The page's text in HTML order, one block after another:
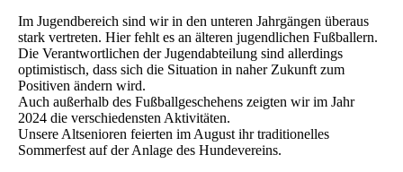
Im Jugendbereich sind wir in den unteren Jahrgängen überaus
stark vertreten. Hier fehlt es an älteren jugendlichen Fußballern.
Die Verantwortlichen der Jugendabteilung sind allerdings
optimistisch, dass sich die Situation in naher Zukunft zum
Positiven ändern wird.
Auch außerhalb des Fußballgeschehens zeigten wir im Jahr
2024 die verschiedensten Aktivitäten.
Unsere Altsenioren feierten im August ihr traditionelles
Sommerfest auf der Anlage des Hundevereins.